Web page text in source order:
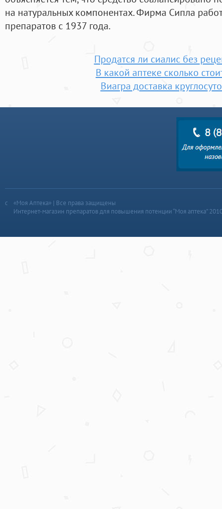
на натуральных компонентах. Фирма Сипла
препаратов с 1937 года.
Продатся ли сиалис без
В какой аптеке сколько
Виагра доставка
«Моя Аптека» | Все права защищены
Интернет-магазин препаратов для повышения потенции “Моя аптека”